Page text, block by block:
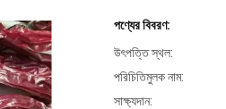
পণ্যের বিবরণ:
উৎপত্তি স্থল:
পরিচিতিমুলক নাম:
সাক্ষ্যদান: